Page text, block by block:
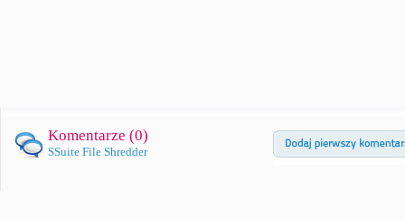
Komentarze (0)
SSuite File Shredder